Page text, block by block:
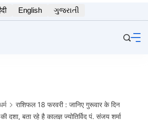
English ગુજરાતી
राशिफल 18 फरवरी : जानिए गुरूवार के दिन
दशा, बता रहे है कालज्ञ ज्योतिर्विद पं. संजय शर्मा